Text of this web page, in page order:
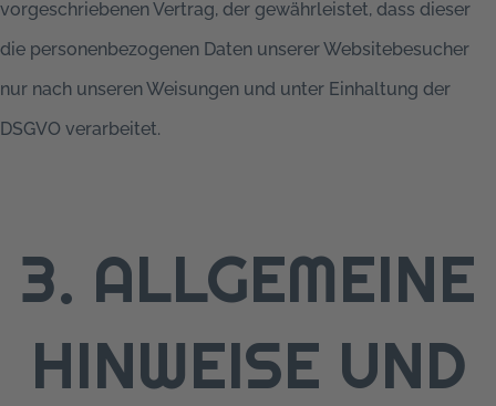
vorgeschriebenen Vertrag, der gewährleistet, dass dieser
die personenbezogenen Daten unserer Websitebesucher
nur nach unseren Weisungen und unter Einhaltung der
DSGVO verarbeitet.
3. ALLGEMEINE
HINWEISE UND